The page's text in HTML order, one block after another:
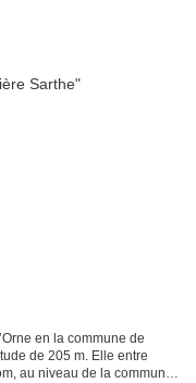
en la commune de
de 205 m. Elle entre
au niveau de la commune